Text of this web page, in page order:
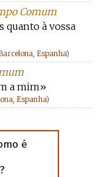
Comum
quanto à vossa
Espanha)
a mim»
Espanha)
é